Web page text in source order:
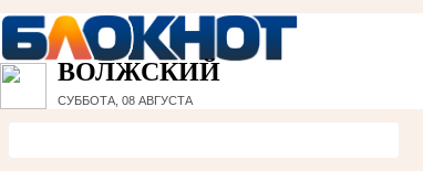
ВОЛЖСКИЙ
СУББОТА, 08 АВГУСТА